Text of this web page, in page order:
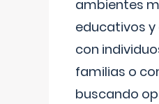
ambientes
educativos
con
familias o
buscando